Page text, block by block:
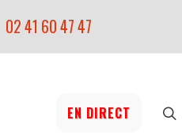
02 41 60 47 47
EN DIRECT